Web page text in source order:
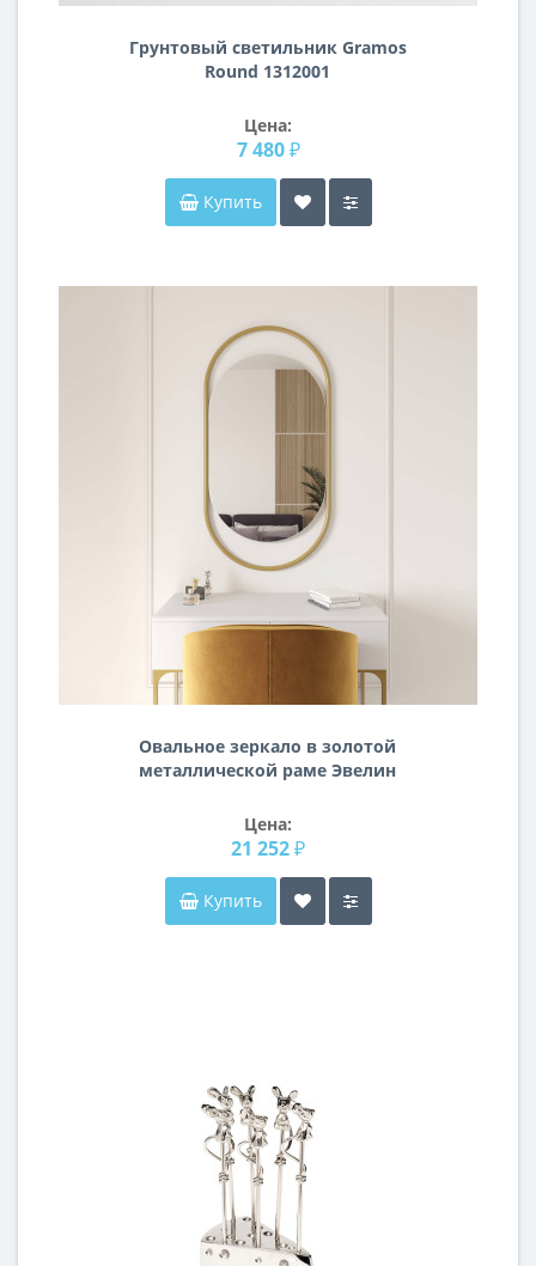
Грунтовый светильник Gramos
Round 1312001
Цена:
7 480 ₽
Купить
Овальное зеркало в золотой
металлической раме Эвелин
Цена:
21 252 ₽
Купить